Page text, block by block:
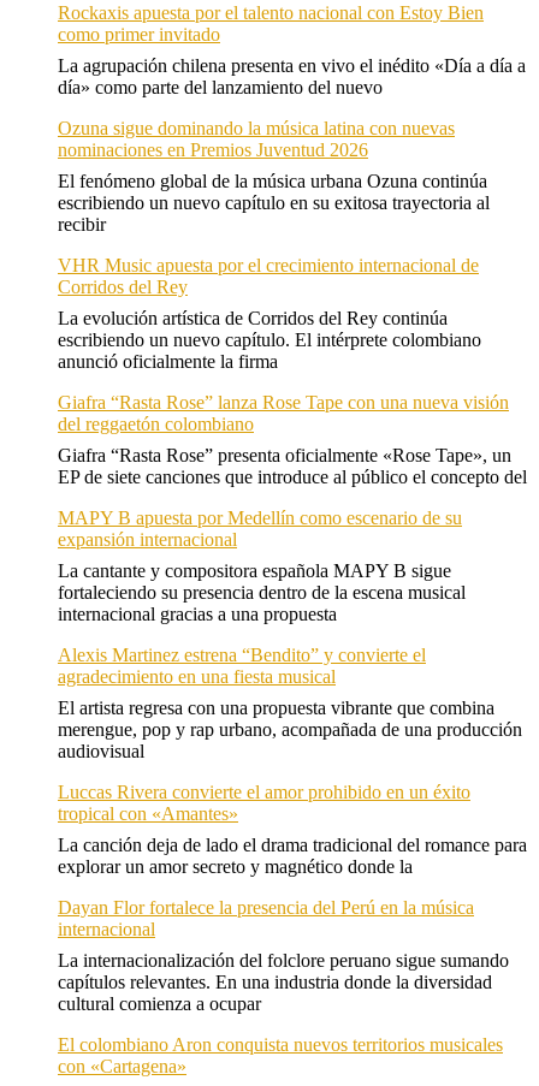
Rockaxis apuesta por el talento nacional con Estoy Bien
como primer invitado
La agrupación chilena presenta en vivo el inédito «Día a día a
día» como parte del lanzamiento del nuevo
Ozuna sigue dominando la música latina con nuevas
nominaciones en Premios Juventud 2026
El fenómeno global de la música urbana Ozuna continúa
escribiendo un nuevo capítulo en su exitosa trayectoria al
recibir
VHR Music apuesta por el crecimiento internacional de
Corridos del Rey
La evolución artística de Corridos del Rey continúa
escribiendo un nuevo capítulo. El intérprete colombiano
anunció oficialmente la firma
Giafra “Rasta Rose” lanza Rose Tape con una nueva visión
del reggaetón colombiano
Giafra “Rasta Rose” presenta oficialmente «Rose Tape», un
EP de siete canciones que introduce al público el concepto del
MAPY B apuesta por Medellín como escenario de su
expansión internacional
La cantante y compositora española MAPY B sigue
fortaleciendo su presencia dentro de la escena musical
internacional gracias a una propuesta
Alexis Martinez estrena “Bendito” y convierte el
agradecimiento en una fiesta musical
El artista regresa con una propuesta vibrante que combina
merengue, pop y rap urbano, acompañada de una producción
audiovisual
Luccas Rivera convierte el amor prohibido en un éxito
tropical con «Amantes»
La canción deja de lado el drama tradicional del romance para
explorar un amor secreto y magnético donde la
Dayan Flor fortalece la presencia del Perú en la música
internacional
La internacionalización del folclore peruano sigue sumando
capítulos relevantes. En una industria donde la diversidad
cultural comienza a ocupar
El colombiano Aron conquista nuevos territorios musicales
con «Cartagena»